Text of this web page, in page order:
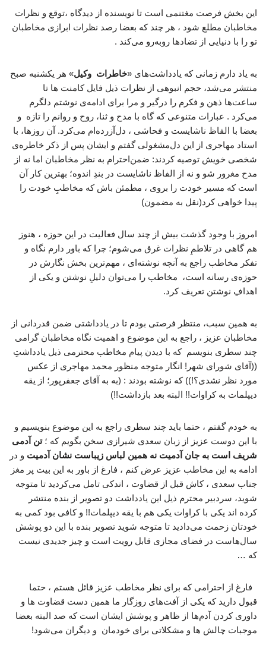
این بخش فرصت مغتنمی است تا نویسنده از دیدگاه ،توقع و نظرات
مخاطبان مطلع شود ، هر چند که بعضا رصد نظرات ابرازی مخاطبان
تو را با دنیایی از تضادها روبه‌رو می‌کند .
به یاد دارم زمانی که یادداشت‌های «خاطرات وکیل» هر یکشنبه صبح
منتشر می‌شد، حجم انبوهی از نظرات ذیل فایل کامنت ها تا
ساعت‌ها ذهن و فکرم را درگیر و مرا برای ادامه‌ی نوشتم دلگرم
می‌کرد . عبارات متنوعی که گاه با مدح و ثنا، روح و روانم را تازه و
بعضا با الفاظ ناشایست و فحاشی ، دل‌آزرده‌ام می‌کرد. آن روزها، با
استاد مهاجری از این دل‌مشغولی گفتم و ایشان پس از ذکر خاطره‌ی
شخصی خویش توصیه کردند: ضمن‌احترام به نظر مخاطبان اما نه از
مدح مغرور شو و نه از الفاظ ناشایست در بندِ اندوه؛ بهترین کار آن
است که مسیر خودت را بروی ، مطمئن باش که مخاطبِ خودت را
پیدا خواهی کرد(نقل به مضمون)
امروز با وجود گذشت بیش از چند سال فعالیت در این حوزه ، هنوز
هم گاهی در تلاطمِ نظرات غرق می‌شوم؛ چرا که باور دارم نگاه و
تفکر مخاطب راجع به آنچه نوشته‌ای ، مهم‌ترین بخش نگارش در
حوزه‌ی رسانه است، مخاطب را می‌توان دلیلِ نوشتن و یکی از
اهدافِ نوشتن تعریف کرد.
به همین سبب، منتظر فرصتی بودم تا در یادداشتی ضمن قدردانی از
مخاطبان عزیز ، راجع به این موضوع و اهمیت نگاه مخاطبان گرامی
چند سطری بنویسم که با دیدن پیام مخاطب محترمی ذیل یادداشتِ
((آقای شورای شهر! انگار متوجه منظور محمد مهاجری از عکس
مورد نظر نشدی؟!)) که نوشته بودند : (به به آقای جعفرپور؛ از یقه
دیپلمات به کراوات!! البته بعد بازداشت!!)
به خودم گفتم ، حتما باید چند سطری راجع به این موضوع بنویسیم و
با این دوست عزیز از زبان سعدی شیرازی سخن بگویم که ؛تن آدمی
شریف است به جان آدمیت نه همین لباس زیباست نشان آدمیت و در
ادامه به این مخاطب عزیز عرض کنم ، فارغ از باور به این بیت پر مغز
جناب سعدی ، کاش قبل از قضاوت ، اندکی تامل می‌کردید تا متوجه
شوید، سردبیر محترم ذیل این یادداشت دو تصویر از بنده منتشر
کرده اند یکی با کراوات یکی هم با یقه دیپلمات!! و کافی بود کمی به
خودتان زحمت می‌دادید تا متوجه شوید تصویر بنده با این دو پوشش
سال‌هاست در فضای مجازی قابل رویت است و چیز جدیدی نیست
که …
فارغ از احترامی که برای نظر مخاطب عزیز قائل هستم ، حتما
قبول دارید که یکی از آفت‌های روزگار ما همین دست قضاوت ها و
داوری کردن آدم‌ها از ظاهر و پوشش ایشان است که صد البته بعضا
موجبات چالش ها و مشکلاتی برای خودمان و دیگران می‌شود!